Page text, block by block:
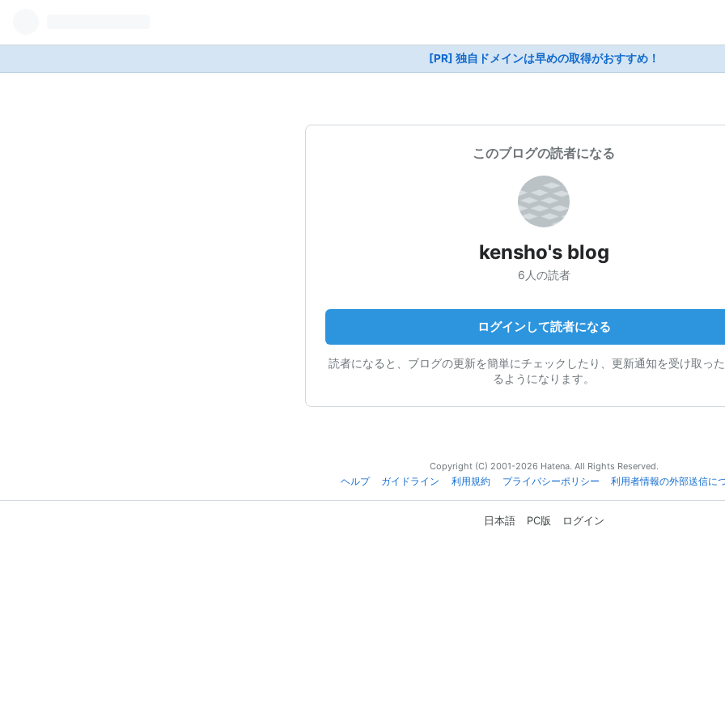
[PR] 独自ドメインは早めの取得がおすすめ！
このブログの読者になる
kensho's blog
6人の読者
ログインして読者になる
読者になると、ブログの更新を簡単にチェックしたり、更新通知を受け取っ
るようになります。
Copyright (C) 2001-2026 Hatena. All Rights Reserved.
ヘルプ
ガイドライン 利用規約 プライバシーポリシー 利用者情報の外部送信に
日本語 PC版 ログイン